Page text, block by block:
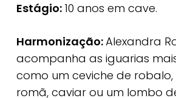
Estágio: 10 anos em cave.
Harmonização:Alexandra
acompanha as iguarias
como um ceviche de
romã, caviar ou um lombo